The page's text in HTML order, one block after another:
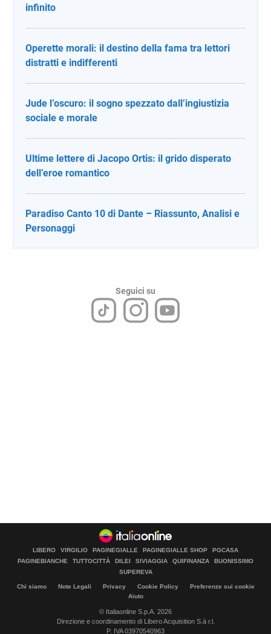
infinito
Operette morali: il destino della fama tra lettori
distratti e indifferenti
Jude l’oscuro: il sogno spezzato dall’ingiustizia
sociale e morale
Ultime lettere di Jacopo Ortis: il grido disperato
dell’eroe romantico
Paradiso Canto 10 di Dante – Riassunto, Analisi e
Personaggi
Seguici su
LIBERO VIRGILIO PAGINEGIALLE PAGINEGIALLE SHOP
PGCASA
PAGINEBIANCHE
TUTTOCITTÀ DILEI SIVIAGGIA QUIFINANZA
BUONISSIMO
SUPEREVA
Chi siamo Note Legali Privacy Cookie Policy
Preferenze sui cookie
Aiuto
© Italiaonline S.p.A. 2026
Direzione e coordinamento di Libero Acquisition S.á r.l.
P. IVA 03970540963